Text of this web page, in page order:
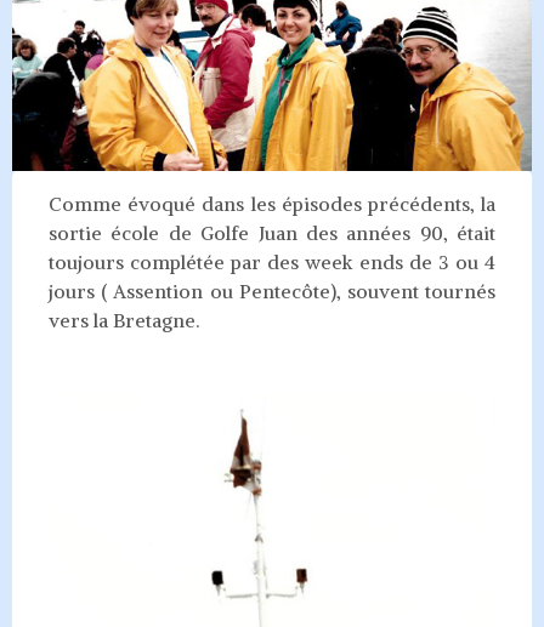
Comme évoqué dans les épisodes précédents, la
sortie école de Golfe Juan des années 90, était
toujours complétée par des week ends de 3 ou 4
jours ( Assention ou Pentecôte), souvent tournés
vers la Bretagne.